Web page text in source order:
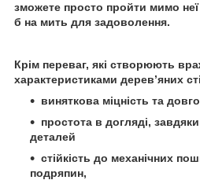
зможете просто пройти мимо
б на мить для задоволення.
Крім переваг, які створюють
характеристиками деревʼяних
виняткова міцність та
простота в догляді,
деталей
стійкість до механічних
подряпин,